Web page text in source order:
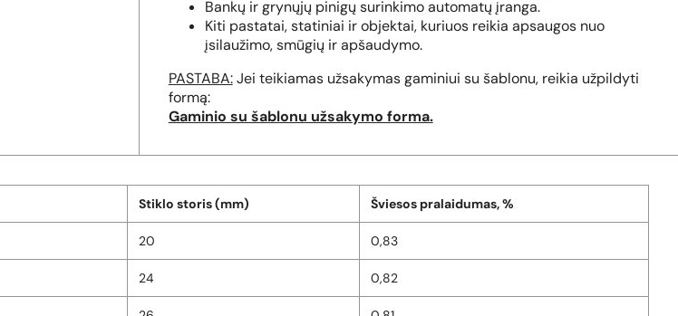
Bankų ir grynųjų pinigų surinkimo automatų įranga.
Kiti pastatai, statiniai ir objektai, kuriuos reikia apsaugos nuo
įsilaužimo, smūgių ir apšaudymo.
PASTABA:Jei teikiamas užsakymas gaminiui su šablonu, reikia užpildyti
formą:
Gaminio su šablonu užsakymo forma.
Stiklo storis (mm) Šviesos pralaidumas, %
20 0,83
24 0,82